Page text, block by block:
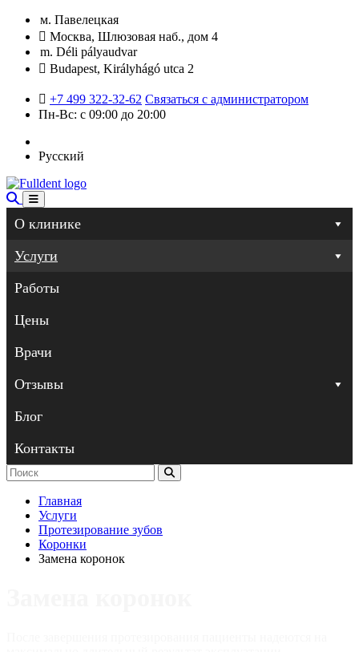
м. Павелецкая
Москва, Шлюзовая наб., дом 4
m. Déli pályaudvar
Budapest, Királyhágó utca 2
+7 499 322-32-62 Связаться с администратором
Пн-Вс: с 09:00 до 20:00
Русский
О клинике
Услуги
Работы
Цены
Врачи
Отзывы
Блог
Контакты
Главная
Услуги
Протезирование зубов
Коронки
Замена коронок